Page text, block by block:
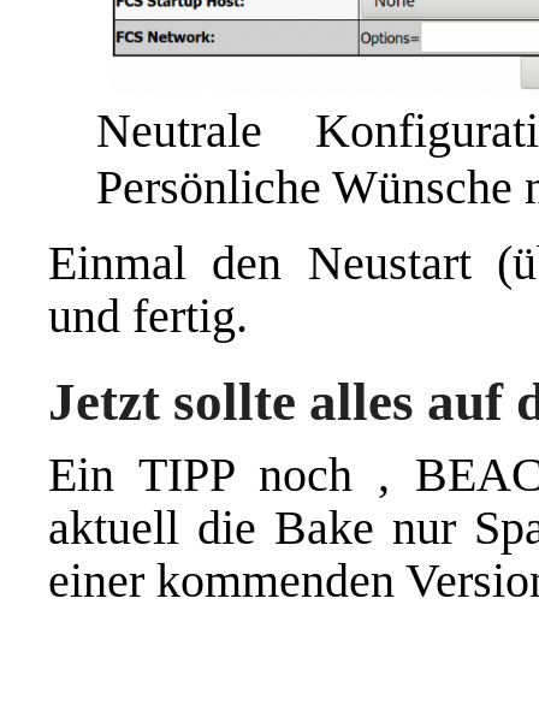
Neutrale
Persönliche Wünsche
Einmal den Neustart
und fertig.
Jetzt sollte alles auf
Ein TIPP noch ,
aktuell die Bake nur
einer kommenden